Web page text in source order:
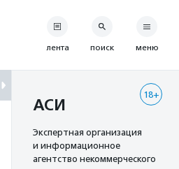
лента поиск меню
18+
АСИ
Экспертная организация
и информационное
агентство некоммерческого